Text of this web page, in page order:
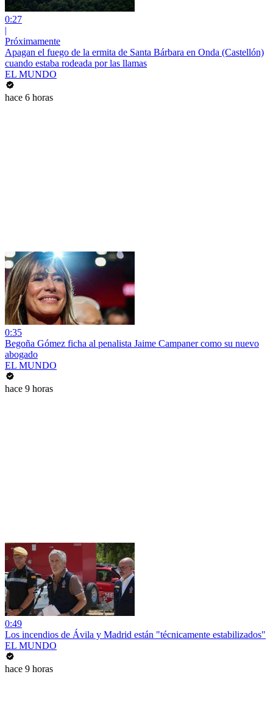
0:27
|
Próximamente
Apagan el fuego de la ermita de Santa Bárbara en Onda (Castellón)
cuando estaba rodeada por las llamas
EL MUNDO
hace 6 horas
0:35
Begoña Gómez ficha al penalista Jaime Campaner como su nuevo
abogado
EL MUNDO
hace 9 horas
0:49
Los incendios de Ávila y Madrid están "técnicamente estabilizados"
EL MUNDO
hace 9 horas